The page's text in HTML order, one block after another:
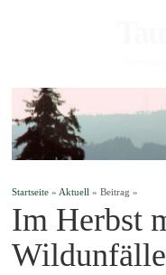
Startseite » Aktuell » Beitrag »
Im Herbst